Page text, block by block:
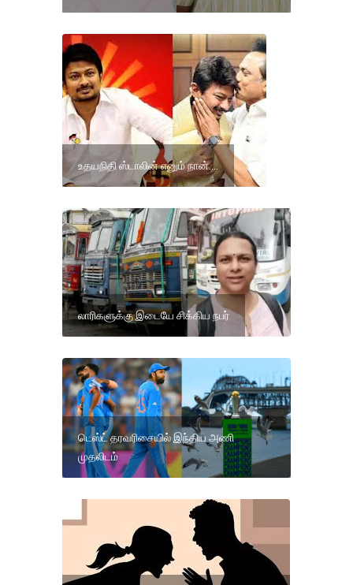
உதயநிதி ஸ்டாலின் எனும் நான்....
லாரிகளுக்கு இடையே சிக்கிய நபர்
டெஸ்ட் தரவரிசையில் இந்திய அணி
முதலிடம்